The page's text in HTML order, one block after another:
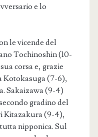
e lo
le vicende del
Tochinoshin (10-
corsa e, grazie
Kotokasuga (7-6),
Sakaizawa (9-4)
gradino del
Kitazakura (9-4),
nipponica. Sul